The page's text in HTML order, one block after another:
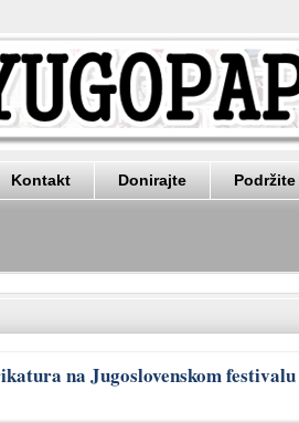
Kontakt Donirajte
na Jugoslovenskom